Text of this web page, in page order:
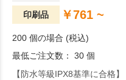
印刷品 ￥761 ~
200 個の場合 (税込)
最低ご注文数： 30 個
【防水等級IPX8基準に合格】